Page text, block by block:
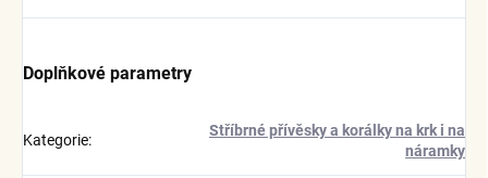
Doplňkové parametry
Kategorie:
Stříbrné přívěsky a korálky na krk i na
náramky